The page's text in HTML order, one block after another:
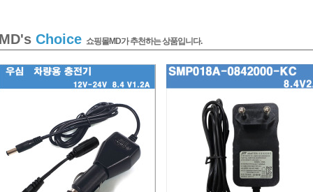
Choice 쇼핑몰MD가 추천하는 상품입니다.